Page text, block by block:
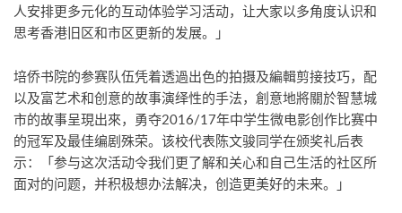
人安排更多元化的互动体验学习活动，让大家以多角度认识和
思考香港旧区和市区更新的发展。」
培侨书院的参赛队伍凭着透過出色的拍摄及編輯剪接技巧，配
以及富艺术和创意的故事演绎性的手法，創意地將關於智慧城
市的故事呈現出來，勇夺2016/17年中学生微电影创作比赛中
的冠军及最佳编剧殊荣。该校代表陈文骏同学在颁奖礼后表
示：「参与这次活动令我们更了解和关心和自己生活的社区所
面对的问题，并积极想办法解决，创造更美好的未来。」